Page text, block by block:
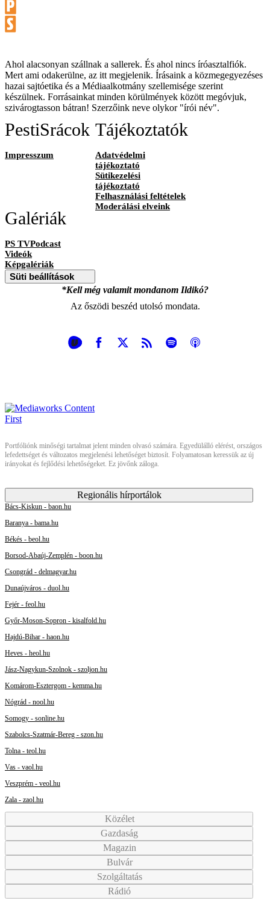
Ahol alacsonyan szállnak a sallerek. És ahol nincs íróasztalfiók.
Mert ami odakerülne, az itt megjelenik. Írásaink a közmegegyezéses
hazai sajtóetika és a Médiaalkotmány szellemisége szerint
készülnek. Forrásainkat minden körülmények között megóvjuk,
szivárogtasson bátran! Szerzőink neve olykor "írói név".
PestiSrácok
Impresszum
Tájékoztatók
Adatvédelmi
tájékoztató
Sütikezelési
tájékoztató
Felhasználási feltételek
Moderálási elveink
Galériák
PS TVPodcast
Videók
Képgalériák
Süti beállítások
*Kell még valamit mondanom Ildikó?
Az őszödi beszéd utolsó mondata.
Portfóliónk minőségi tartalmat jelent minden olvasó számára. Egyedülálló elérést, országos
lefedettséget és változatos megjelenési lehetőséget biztosít. Folyamatosan keressük az új
irányokat és fejlődési lehetőségeket. Ez jövőnk záloga.
Regionális hírportálok
Bács-Kiskun - baon.hu
Baranya - bama.hu
Békés - beol.hu
Borsod-Abaúj-Zemplén - boon.hu
Csongrád - delmagyar.hu
Dunaújváros - duol.hu
Fejér - feol.hu
Győr-Moson-Sopron - kisalfold.hu
Hajdú-Bihar - haon.hu
Heves - heol.hu
Jász-Nagykun-Szolnok - szoljon.hu
Komárom-Esztergom - kemma.hu
Nógrád - nool.hu
Somogy - sonline.hu
Szabolcs-Szatmár-Bereg - szon.hu
Tolna - teol.hu
Vas - vaol.hu
Veszprém - veol.hu
Zala - zaol.hu
Közélet
Gazdaság
Magazin
Bulvár
Szolgáltatás
Rádió